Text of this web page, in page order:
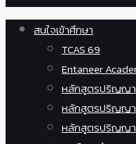
สนใจเข้าศึกษา
TCAS 69
Entaneer
หลักสูตรปริญญ
หลักสูตรปริญญา
หลักสูตรปริญญา